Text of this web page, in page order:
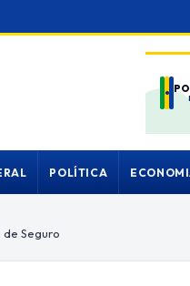
POLÍTICA
Seguro